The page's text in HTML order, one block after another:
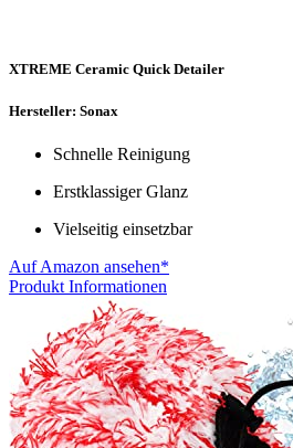
XTREME Ceramic Quick Detailer
Hersteller: Sonax
Schnelle Reinigung
Erstklassiger Glanz
Vielseitig einsetzbar
Auf Amazon ansehen*
Produkt Informationen